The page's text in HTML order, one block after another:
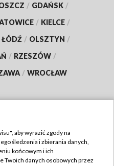
/ GDAŃSK /
/ KIELCE /
ŁÓDŹ / OLSZTYN /
/ RZESZÓW /
/ WROCŁAW
TVP
aby wyrazić zgody na
śledzenia i zbierania danych,
końcowym i ich
Twoich danych osobowych przez